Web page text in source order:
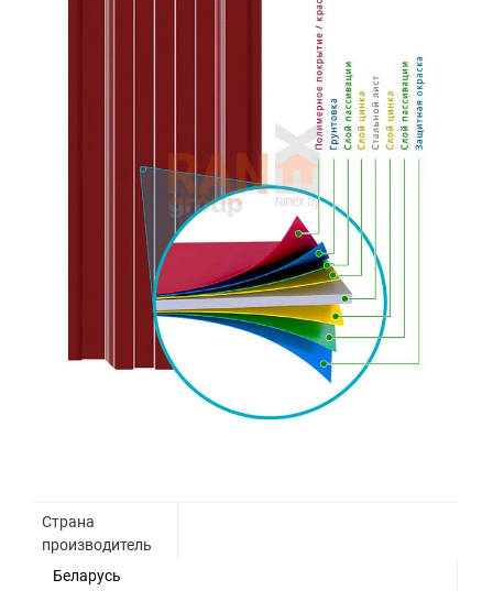
Страна
производитель
Беларусь